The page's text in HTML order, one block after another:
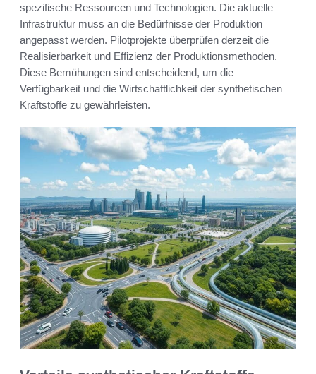
spezifische Ressourcen und Technologien. Die aktuelle
Infrastruktur muss an die Bedürfnisse der Produktion
angepasst werden. Pilotprojekte überprüfen derzeit die
Realisierbarkeit und Effizienz der Produktionsmethoden.
Diese Bemühungen sind entscheidend, um die
Verfügbarkeit und die Wirtschaftlichkeit der synthetischen
Kraftstoffe zu gewährleisten.